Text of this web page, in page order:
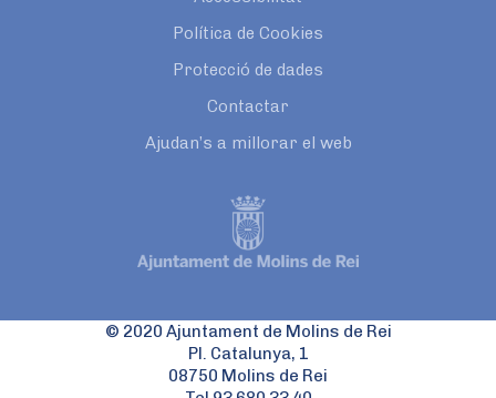
Política de Cookies
Protecció de dades
Contactar
Ajudan’s a millorar el web
© 2020 Ajuntament de Molins de Rei
Pl. Catalunya, 1
08750 Molins de Rei